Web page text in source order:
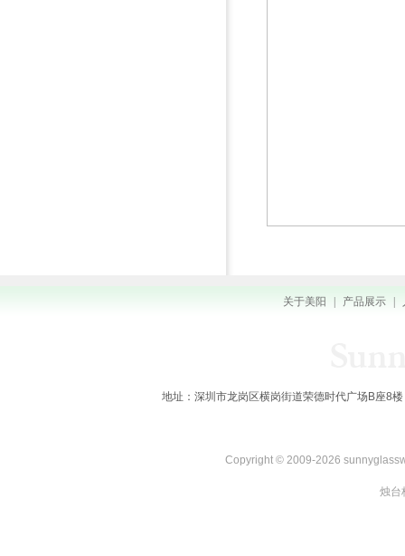
关于美阳 产品展示
地址：深圳市龙岗区横岗街道荣德时代广场B座8
Copyright © 2009-2026
烛台